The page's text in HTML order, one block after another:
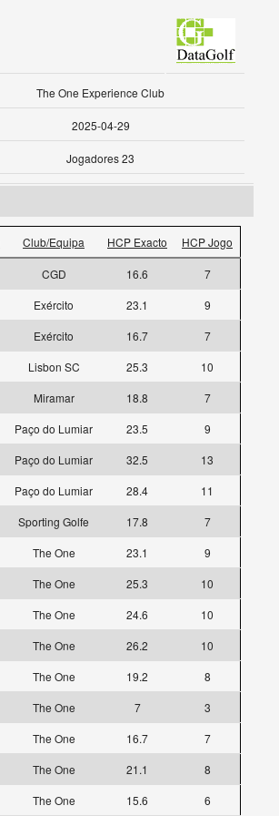
The One Experience Club
2025-04-29
Jogadores 23
Club/Equipa HCP Exacto HCP Jogo
CGD 16.6
7
Exército 23.1
9
Exército 16.7
7
Lisbon SC 25.3
10
Miramar 18.8
7
Paço do Lumiar 23.5
9
Paço do Lumiar 32.5
13
Paço do Lumiar 28.4
11
Sporting Golfe 17.8
7
The One 23.1
9
The One 25.3
10
The One 24.6
10
The One 26.2
10
The One 19.2
8
The One 7
3
The One 16.7
7
The One 21.1
8
The One 15.6 6